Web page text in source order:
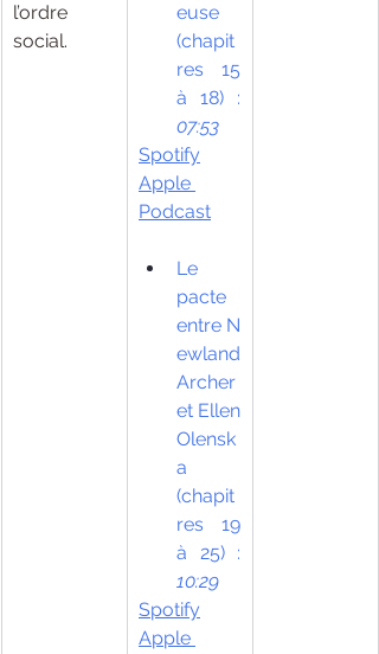
l’ordre
social.
euse
(chapit
res 15
07:53
Spotify
Apple
Podcast
Le
pacte
entre N
ewland
Archer
et Ellen
Olensk
a
(chapit
res 19
10:29
Spotify
Apple